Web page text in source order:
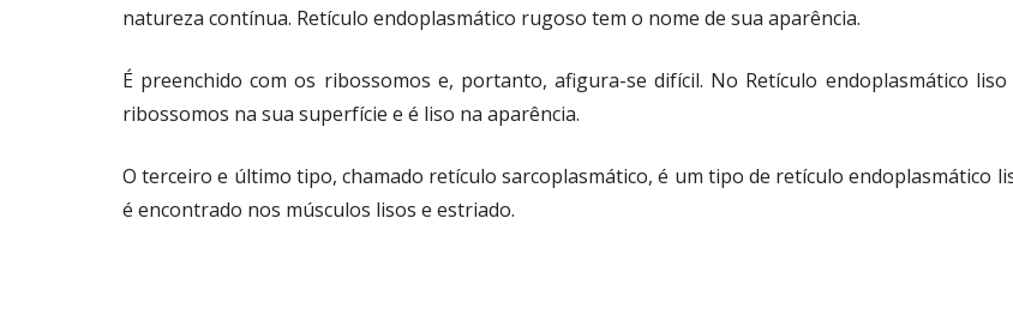
natureza contínua. Retículo endoplasmático rugoso tem o nome de sua aparência.
É preenchido com os ribossomos e, portanto, afigura-se difícil. No Retículo endoplasmático
ribossomos na sua superfície e é liso na aparência.
O terceiro e último tipo, chamado retículo sarcoplasmático, é um tipo de retículo endoplasmático
é encontrado nos músculos lisos e estriado.